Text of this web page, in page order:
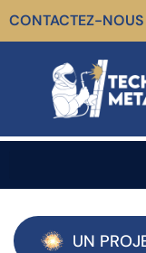
CONTACTEZ-NOUS
UN